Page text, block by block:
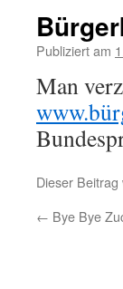
Publiziert am
Man
Dieser
← Bye Bye